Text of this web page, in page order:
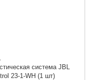
система JBL
23-1-WH (1 шт)